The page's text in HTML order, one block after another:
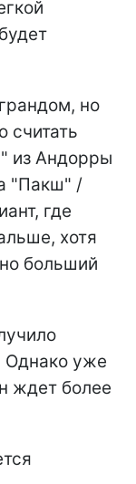
но
считать
из Андорры
"Пакш" /
где
хотя
больший
Однако уже
ждет более